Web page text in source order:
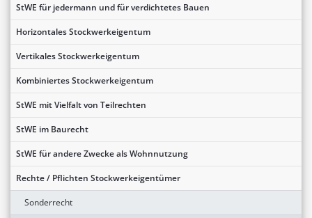
StWE für jedermann und für verdichtetes Bauen
Horizontales Stockwerkeigentum
Vertikales Stockwerkeigentum
Kombiniertes Stockwerkeigentum
StWE mit Vielfalt von Teilrechten
StWE im Baurecht
StWE für andere Zwecke als Wohnnutzung
Rechte / Pflichten Stockwerkeigentümer
Sonderrecht